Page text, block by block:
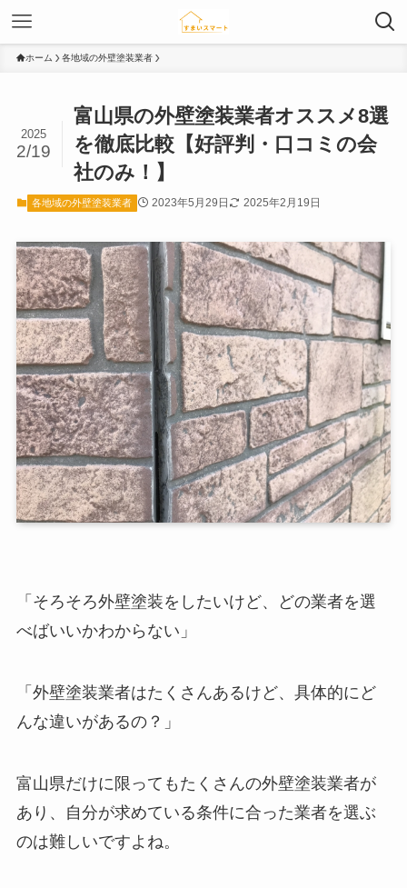
ホーム 各地域の外壁塗装業者
富山県の外壁塗装業者オススメ8選
を徹底比較【好評判・口コミの会
社のみ！】
2025
2/19
各地域の外壁塗装業者 2023年5月29日 2025年2月19日
「そろそろ外壁塗装をしたいけど、どの業者を選
べばいいかわからない」
「外壁塗装業者はたくさんあるけど、具体的にど
んな違いがあるの？」
富山県だけに限ってもたくさんの外壁塗装業者が
あり、自分が求めている条件に合った業者を選ぶ
のは難しいですよね。